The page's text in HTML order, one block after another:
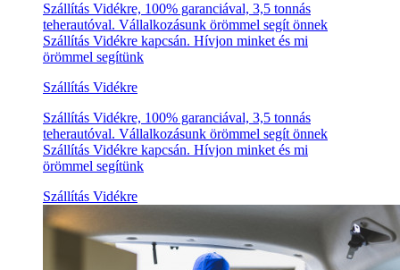
Szállítás Vidékre, 100% garanciával, 3,5 tonnás
teherautóval. Vállalkozásunk örömmel segít önnek
Szállítás Vidékre kapcsán. Hívjon minket és mi
örömmel segítünk
Szállítás Vidékre
Szállítás Vidékre, 100% garanciával, 3,5 tonnás
teherautóval. Vállalkozásunk örömmel segít önnek
Szállítás Vidékre kapcsán. Hívjon minket és mi
örömmel segítünk
Szállítás Vidékre